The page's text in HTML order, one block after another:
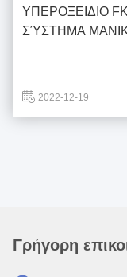
ΥΠΕΡΟΞΕΙΔΙΟ
ΣΎΣΤΗΜΑ
2022-12-19
Γρήγορη